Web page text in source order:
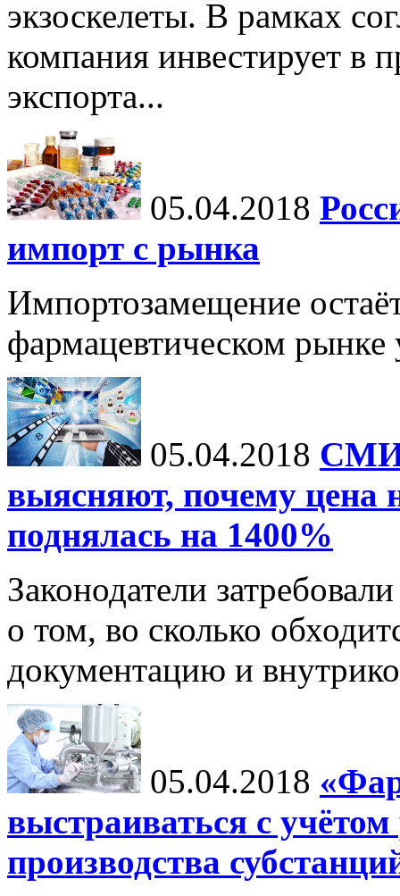
экзоскелеты. В рамках
компания инвестирует в
экспорта...
05.04.2018
импорт с рынка
Импортозамещение
фармацевтическом рынке
05.04.2018
выясняют, почему цена
поднялась на 1400%
Законодатели
о том, во сколько
документацию и
05.04.2018
выстраиваться с
производства